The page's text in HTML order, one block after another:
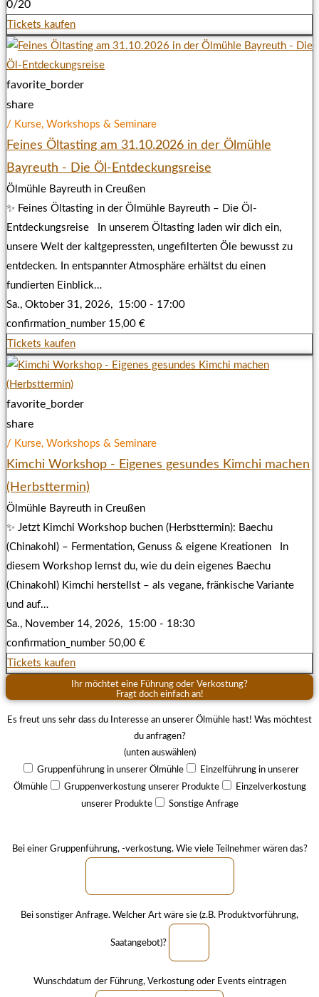
0/20
Tickets kaufen
favorite_border
share
/ Kurse, Workshops & Seminare
Feines Öltasting am 31.10.2026 in der Ölmühle
Bayreuth - Die Öl-Entdeckungsreise
Ölmühle Bayreuth in Creußen
✨ Feines Öltasting in der Ölmühle Bayreuth – Die Öl-
Entdeckungsreise In unserem Öltasting laden wir dich ein,
unsere Welt der kaltgepressten, ungefilterten Öle bewusst zu
entdecken. In entspannter Atmosphäre erhältst du einen
fundierten Einblick…
Sa., Oktober 31, 2026, 15:00 - 17:00
confirmation_number 15,00 €
Tickets kaufen
favorite_border
share
/ Kurse, Workshops & Seminare
Kimchi Workshop - Eigenes gesundes Kimchi machen
(Herbsttermin)
Ölmühle Bayreuth in Creußen
✨ Jetzt Kimchi Workshop buchen (Herbsttermin): Baechu
(Chinakohl) – Fermentation, Genuss & eigene Kreationen In
diesem Workshop lernst du, wie du dein eigenes Baechu
(Chinakohl) Kimchi herstellst – als vegane, fränkische Variante
und auf…
Sa., November 14, 2026, 15:00 - 18:30
confirmation_number 50,00 €
Tickets kaufen
Ihr möchtet eine Führung oder Verkostung?
Fragt doch einfach an!
Es freut uns sehr dass du Interesse an unserer Ölmühle hast! Was möchtest
du anfragen?
(unten auswählen)
Gruppenführung in unserer Ölmühle
Einzelführung in unserer
Ölmühle
Gruppenverkostung unserer Produkte
Einzelverkostung
unserer Produkte
Sonstige Anfrage
Bei einer Gruppenführung, -verkostung. Wie viele Teilnehmer wären das?
Bei sonstiger Anfrage. Welcher Art wäre sie (z.B. Produktvorführung,
Saatangebot)?
Wunschdatum der Führung, Verkostung oder Events eintragen